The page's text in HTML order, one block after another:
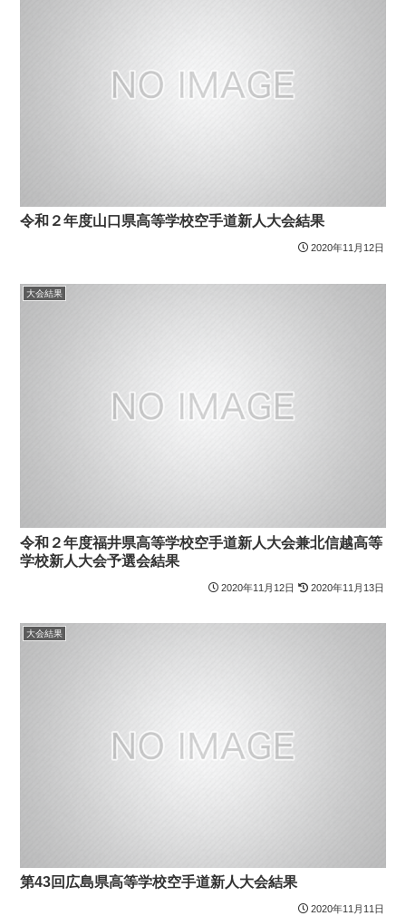
令和２年度山口県高等学校空手道新人大会結果
2020年11月12日
大会結果
令和２年度福井県高等学校空手道新人大会兼北信越高等
学校新人大会予選会結果
2020年11月12日 2020年11月13日
大会結果
第43回広島県高等学校空手道新人大会結果
2020年11月11日